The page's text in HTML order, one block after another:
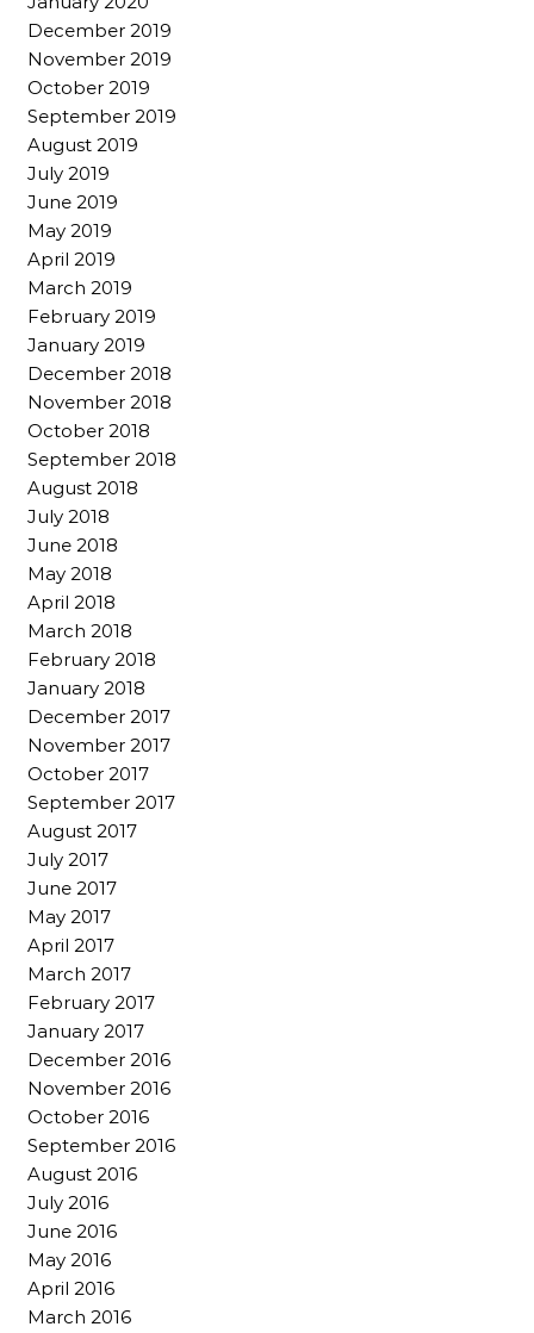
December 2019
November 2019
October 2019
September 2019
August 2019
July 2019
June 2019
May 2019
April 2019
March 2019
February 2019
January 2019
December 2018
November 2018
October 2018
September 2018
August 2018
July 2018
June 2018
May 2018
April 2018
March 2018
February 2018
January 2018
December 2017
November 2017
October 2017
September 2017
August 2017
July 2017
June 2017
May 2017
April 2017
March 2017
February 2017
January 2017
December 2016
November 2016
October 2016
September 2016
August 2016
July 2016
June 2016
May 2016
April 2016
March 2016